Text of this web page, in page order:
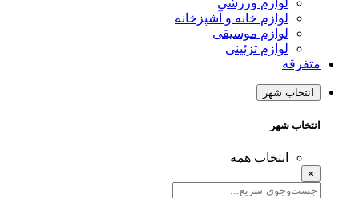
لوازم ورزشی
لوازم خانه و آشپزخانه
لوازم موسیقی
لوازم تزئینی
متفرقه
انتخاب شهر
انتخاب شهر
انتخاب همه
×